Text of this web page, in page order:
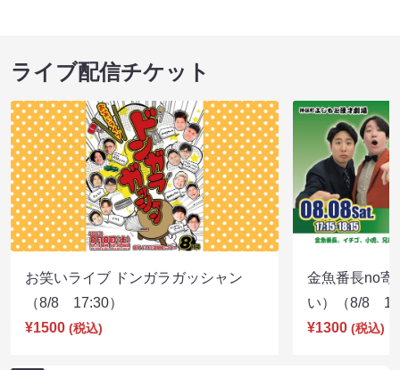
ライブ配信チケット
お笑いライブ ドンガラガッシャン
（8/8 17:30）
¥1500 (税込)
金魚番長no寄
い）（8/8
¥1300 (税込)